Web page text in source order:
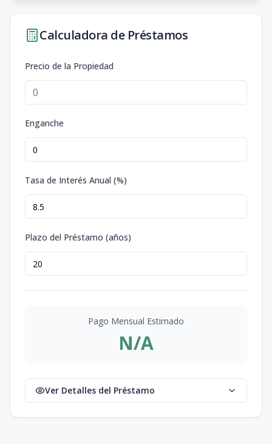
Calculadora de Préstamos
Precio de la Propiedad
Enganche
Tasa de Interés Anual (%)
Plazo del Préstamo (años)
Pago Mensual Estimado
N/A
Ver Detalles del Préstamo